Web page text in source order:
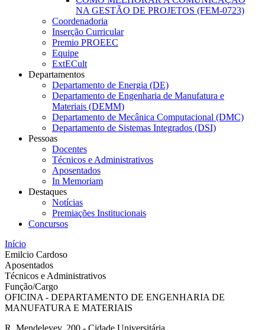
NA GESTÃO DE PROJETOS (FEM-0723)
Coordenadoria
Inserção Curricular
Premio PROEEC
Equipe
ExtECult
Departamentos
Departamento de Energia (DE)
Departamento de Engenharia de Manufatura e
Materiais (DEMM)
Departamento de Mecânica Computacional (DMC)
Departamento de Sistemas Integrados (DSI)
Pessoas
Docentes
Técnicos e Administrativos
Aposentados
In Memoriam
Destaques
Notícias
Premiações Institucionais
Concursos
Início
Emilcio Cardoso
Aposentados
Técnicos e Administrativos
Função/Cargo
OFICINA - DEPARTAMENTO DE ENGENHARIA DE
MANUFATURA E MATERIAIS
R. Mendeleyev, 200 - Cidade Universitária